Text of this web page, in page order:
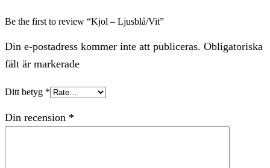
Be the first to review “Kjol – Ljusblå/Vit”
Din e-postadress kommer inte att publiceras. Obligatoriska
fält är markerade
Ditt betyg *
Din recension *